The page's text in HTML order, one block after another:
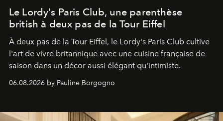
Le Lordy's Paris Club, une parenthèse
british à deux pas de la Tour Eiffel
À deux pas de la Tour Eiffel, le Lordy's Paris Club cultive
l'art de vivre britannique avec une cuisine française de
saison dans un décor aussi élégant qu'intimiste.
06.08.2026 by Pauline Borgogno